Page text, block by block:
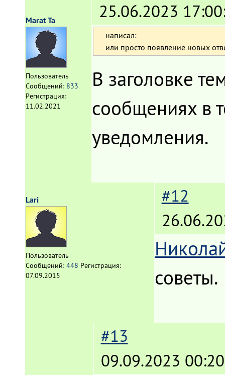
Marat Ta
Пользователь
Сообщений: 833
Регистрация:
11.02.2021
25.06.2023
написал:
или просто появление новых
В заголовке
сообщениях в
уведомления.
Lari
Пользователь
Сообщений: 448 Регистрация:
07.09.2015
#12
советы.
#13
09.09.2023